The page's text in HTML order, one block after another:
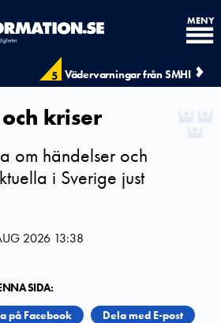
5 Vädervarningar från SMHI
MENY
kriser
om händelser och
i Sverige just
2026 13:38
SIDA:
på Facebook Dela med E-post